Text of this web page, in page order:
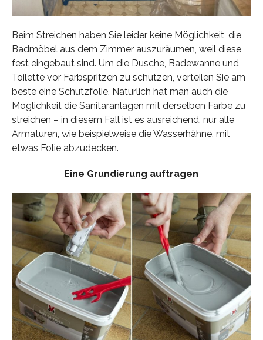
Beim Streichen haben Sie leider keine Möglichkeit, die
Badmöbel aus dem Zimmer auszuräumen, weil diese
fest eingebaut sind. Um die Dusche, Badewanne und
Toilette vor Farbspritzen zu schützen, verteilen Sie am
beste eine Schutzfolie. Natürlich hat man auch die
Möglichkeit die Sanitäranlagen mit derselben Farbe zu
streichen – in diesem Fall ist es ausreichend, nur alle
Armaturen, wie beispielweise die Wasserhähne, mit
etwas Folie abzudecken.
Eine Grundierung auftragen